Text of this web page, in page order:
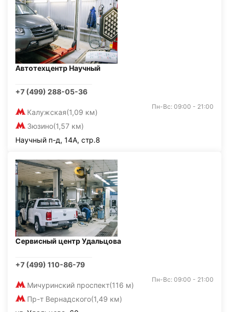
Автотехцентр Научный
+7 (499) 288-05-36
Калужская(1,09 км)
Зюзино(1,57 км)
Пн-Вс: 09:00 - 21:00
Научный п-д, 14А, стр.8
Сервисный центр Удальцова
+7 (499) 110-86-79
Мичуринский проспект(116 м)
Пр-т Вернадского(1,49 км)
Пн-Вс: 09:00 - 21:00